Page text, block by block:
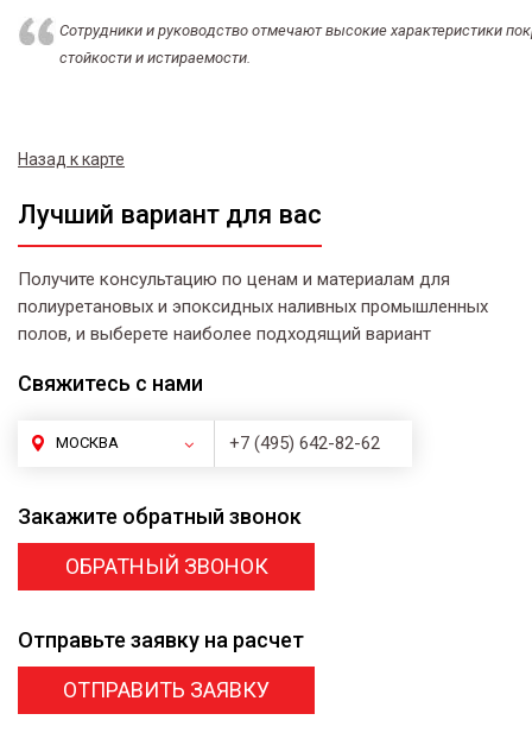
Сотрудники и руководство отмечают высокие характеристики
стойкости и истираемости.
Назад к карте
Лучший вариант для вас
Получите консультацию по ценам и материалам для
полиуретановых и эпоксидных наливных промышленных
полов, и выберете наиболее подходящий вариант
Свяжитесь с нами
МОСКВА +7 (495) 642-82-62
Закажите обратный звонок
ОБРАТНЫЙ ЗВОНОК
Отправьте заявку на расчет
ОТПРАВИТЬ ЗАЯВКУ